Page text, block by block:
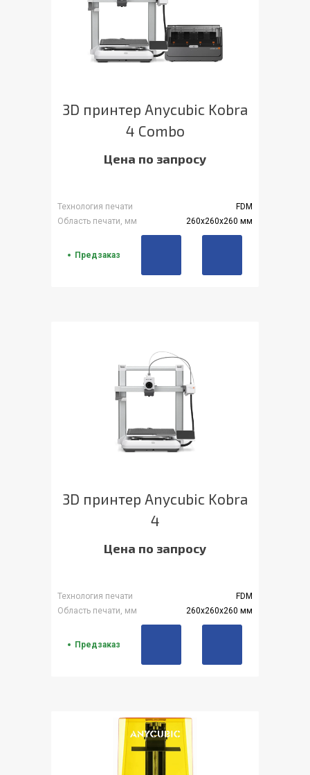
3D принтер Anycubic Kobra
4 Combo
Цена по запросу
Технология печати
FDM
Область печати, мм
260x260x260 мм
Предзаказ
3D принтер Anycubic Kobra
4
Цена по запросу
Технология печати
FDM
Область печати, мм
260x260x260 мм
Предзаказ